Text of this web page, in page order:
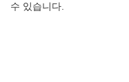
수 있습니다.